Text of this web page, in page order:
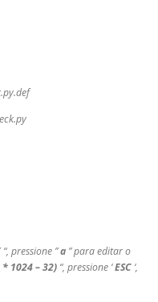
“, pressione ”a ” para editar o
* 1024 – 32) “, pressione ‘ESC ‘,